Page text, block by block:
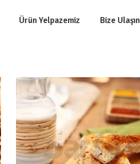
Ürün Yelpazemiz Bize Ulaşın
DEVAMINI OKU